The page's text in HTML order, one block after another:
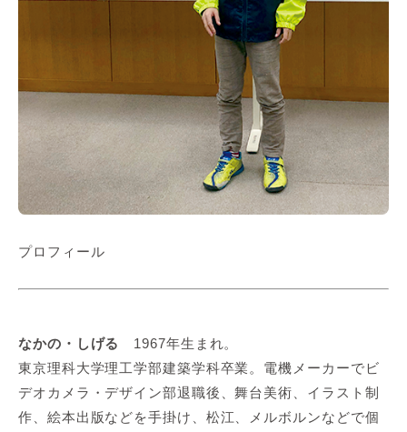
プロフィール
なかの・しげる
1967年生まれ。
東京理科大学理工学部建築学科卒業。電機メーカーでビ
デオカメラ・デザイン部退職後、舞台美術、イラスト制
作、絵本出版などを手掛け、松江、メルボルンなどで個